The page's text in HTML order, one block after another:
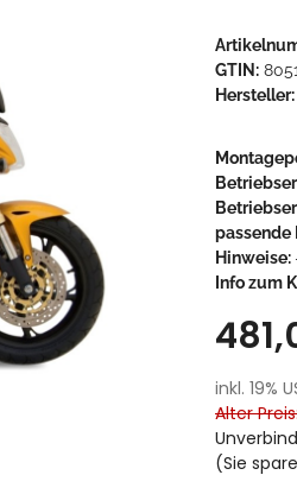
GTIN:
Hersteller:
passende
Hinweise:
Info zum
inkl. 19%
Alter
(Sie